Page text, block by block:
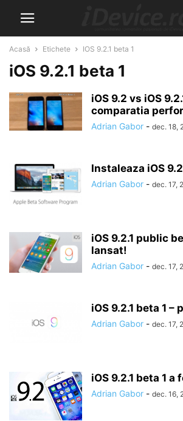
Acasă Etichete IOS 9.2.1 beta 1
iOS 9.2.1 beta 1
iOS 9.2 vs iOS
comparatia
Adrian Gabor - dec. 18,
Instaleaza iOS
Adrian Gabor - dec. 17,
iOS 9.2.1 public
lansat!
Adrian Gabor - dec. 17,
iOS 9.2.1 beta 1
Adrian Gabor - dec. 17,
iOS 9.2.1 beta 1 a
Adrian Gabor - dec. 16,